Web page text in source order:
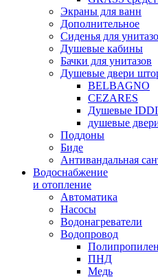
Экраны для ванн
Дополнительное
Сиденья для
Душевые кабины
Бачки для унитазов
Душевые двери
BELBAGNO
CEZARES
Душевые
душевые
Поддоны
Биде
Антивандальная
Водоснабжение
и отопление
Автоматика
Насосы
Водонагреватели
Водопровод
Полипропилен
ПНД
Медь